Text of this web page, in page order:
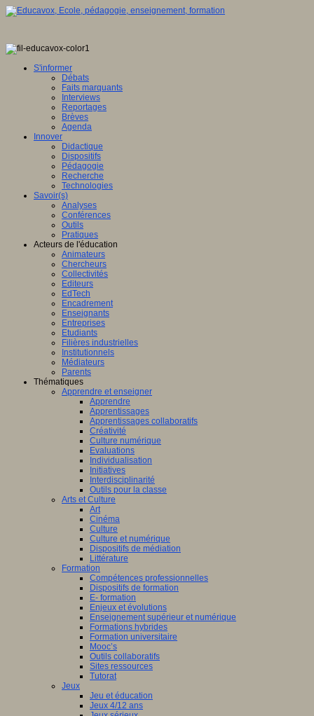
S'informer
Débats
Faits marquants
Interviews
Reportages
Brèves
Agenda
Innover
Didactique
Dispositifs
Pédagogie
Recherche
Technologies
Savoir(s)
Analyses
Conférences
Outils
Pratiques
Acteurs de l'éducation
Animateurs
Chercheurs
Collectivités
Editeurs
EdTech
Encadrement
Enseignants
Entreprises
Etudiants
Filières industrielles
Institutionnels
Médiateurs
Parents
Thématiques
Apprendre et enseigner
Apprendre
Apprentissages
Apprentissages collaboratifs
Créativité
Culture numérique
Evaluations
Individualisation
Initiatives
Interdisciplinarité
Outils pour la classe
Arts et Culture
Art
Cinéma
Culture
Culture et numérique
Dispositifs de médiation
Littérature
Formation
Compétences professionnelles
Dispositifs de formation
E- formation
Enjeux et évolutions
Enseignement supérieur et numérique
Formations hybrides
Formation universitaire
Mooc’s
Outils collaboratifs
Sites ressources
Tutorat
Jeux
Jeu et éducation
Jeux 4/12 ans